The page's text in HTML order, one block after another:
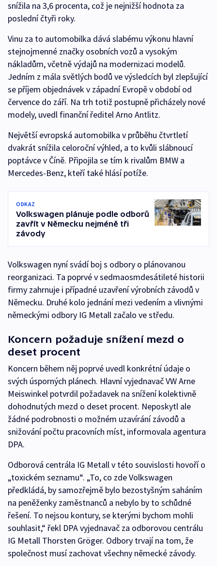
snížila na 3,6 procenta, což je nejnižší hodnota za
poslední čtyři roky.
Vinu za to automobilka dává slabému výkonu hlavní
stejnojmenné značky osobních vozů a vysokým
nákladům, včetně výdajů na modernizaci modelů.
Jedním z mála světlých bodů ve výsledcích byl zlepšující
se příjem objednávek v západní Evropě v období od
července do září. Na trh totiž postupně přicházely nové
modely, uvedl finanční ředitel Arno Antlitz.
Největší evropská automobilka v průběhu čtvrtletí
dvakrát snížila celoroční výhled, a to kvůli slábnoucí
poptávce v Číně. Připojila se tím k rivalům BMW a
Mercedes-Benz, kteří také hlásí potíže.
ODKAZ
Volkswagen plánuje podle odborů
zavřít v Německu nejméně tři
závody
Volkswagen nyní svádí boj s odbory o plánovanou
reorganizaci. Ta poprvé v sedmaosmdesátileté historii
firmy zahrnuje i případné uzavření výrobních závodů v
Německu. Druhé kolo jednání mezi vedením a vlivnými
německými odbory IG Metall začalo ve středu.
Koncern požaduje snížení mezd o
deset procent
Koncern během něj poprvé uvedl konkrétní údaje o
svých úsporných plánech. Hlavní vyjednavač VW Arne
Meiswinkel potvrdil požadavek na snížení kolektivně
dohodnutých mezd o deset procent. Neposkytl ale
žádné podrobnosti o možném uzavírání závodů a
snižování počtu pracovních míst, informovala agentura
DPA.
Odborová centrála IG Metall v této souvislosti hovoří o
„toxickém seznamu“. „To, co zde Volkswagen
předkládá, by samozřejmě bylo bezostyšným saháním
na peněženky zaměstnanců a nebylo by to schůdné
řešení. To nejsou kontury, se kterými bychom mohli
souhlasit,“ řekl DPA vyjednavač za odborovou centrálu
IG Metall Thorsten Gröger. Odbory trvají na tom, že
společnost musí zachovat všechny německé závody.